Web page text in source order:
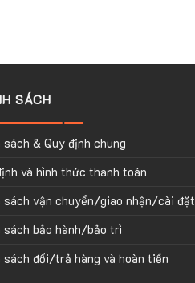
SÁCH
sách & Quy định chung
và hình thức thanh toán
sách vận chuyển/giao nhận/cài đặt
sách bảo hành/bảo trì
sách đổi/trả hàng và hoàn tiền